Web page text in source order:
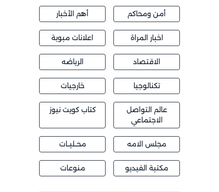
أهم الأخبار
اعلانات مبوبة
الرياضه
خارجيات
كتاب كويت نيوز
محــليــات
منوعات